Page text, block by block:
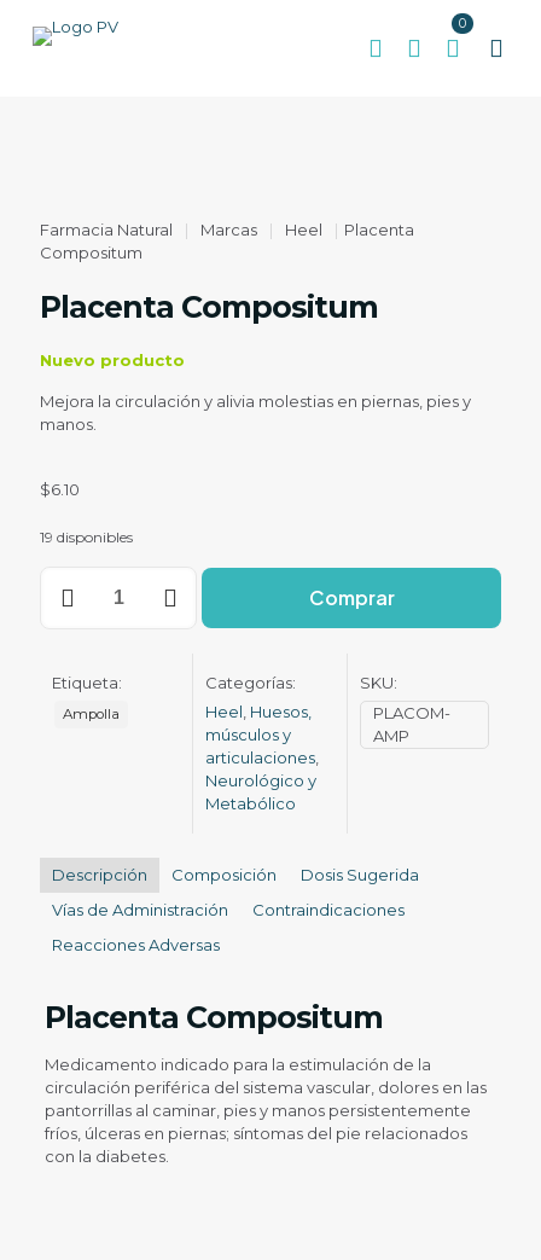
0
Farmacia Natural | Marcas | Heel | Placenta
Compositum
Placenta Compositum
Nuevo producto
Mejora la circulación y alivia molestias en piernas, pies y
manos.
$6.10
19 disponibles
Compositum
Comprar
Etiqueta:
Ampolla
Categorías:
Heel Huesos,
músculos y
articulaciones
Neurológico y
Metabólico
SKU:
PLACOM-
AMP
Descripción Composición
Dosis Sugerida
Vías de Administración
Contraindicaciones
Reacciones Adversas
Placenta Compositum
Medicamento indicado para la estimulación de la
circulación periférica del sistema vascular, dolores en las
pantorrillas al caminar, pies y manos persistentemente
fríos, úlceras en piernas; síntomas del pie relacionados
con la diabetes.